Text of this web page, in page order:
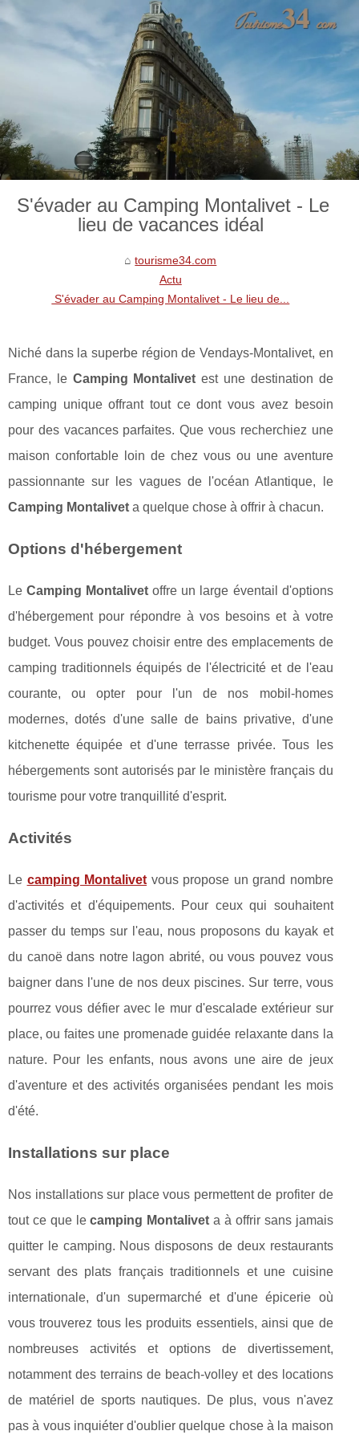
S'évader au Camping Montalivet - Le
lieu de vacances idéal
tourisme34.com
Actu
S'évader au Camping Montalivet - Le lieu de...
Niché dans la superbe région de Vendays-Montalivet, en
France, le Camping Montalivet est une destination de
camping unique offrant tout ce dont vous avez besoin
pour des vacances parfaites. Que vous recherchiez une
maison confortable loin de chez vous ou une aventure
passionnante sur les vagues de l'océan Atlantique, le
Camping Montalivet a quelque chose à offrir à chacun.
Options d'hébergement
LeCamping Montalivet offre un large éventail d'options
d'hébergement pour répondre à vos besoins et à votre
budget. Vous pouvez choisir entre des emplacements de
camping traditionnels équipés de l'électricité et de l'eau
courante, ou opter pour l'un de nos mobil-homes
modernes, dotés d'une salle de bains privative, d'une
kitchenette équipée et d'une terrasse privée. Tous les
hébergements sont autorisés par le ministère français du
tourisme pour votre tranquillité d'esprit.
Activités
Le camping Montalivet vous propose un grand nombre
d'activités et d'équipements. Pour ceux qui souhaitent
passer du temps sur l'eau, nous proposons du kayak et
du canoë dans notre lagon abrité, ou vous pouvez vous
baigner dans l'une de nos deux piscines. Sur terre, vous
pourrez vous défier avec le mur d'escalade extérieur sur
place, ou faites une promenade guidée relaxante dans la
nature. Pour les enfants, nous avons une aire de jeux
d'aventure et des activités organisées pendant les mois
d'été.
Installations sur place
Nos installations sur place vous permettent de profiter de
tout ce que lecamping Montalivet a à offrir sans jamais
quitter le camping. Nous disposons de deux restaurants
servant des plats français traditionnels et une cuisine
internationale, d'un supermarché et d'une épicerie où
vous trouverez tous les produits essentiels, ainsi que de
nombreuses activités et options de divertissement,
notamment des terrains de beach-volley et des locations
de matériel de sports nautiques. De plus, vous n'avez
pas à vous inquiéter d'oublier quelque chose à la maison